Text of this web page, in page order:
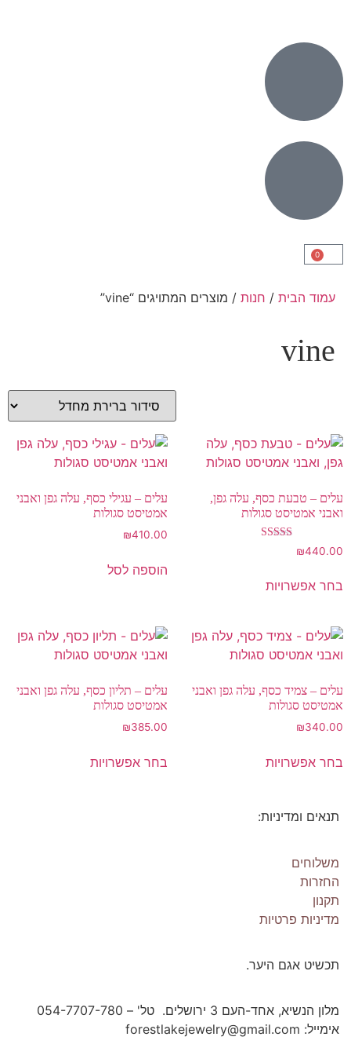
0
עמוד הבית / חנות / מוצרים המתויגים “vine”
vine
עלים – טבעת כסף, עלה גפן,
ואבני אמטיסט סגולות
₪440.00
בחר אפשרויות
עלים – עגילי כסף, עלה גפן ואבני
אמטיסט סגולות
₪410.00
הוספה לסל
עלים – צמיד כסף, עלה גפן ואבני
אמטיסט סגולות
₪340.00
בחר אפשרויות
עלים – תליון כסף, עלה גפן ואבני
אמטיסט סגולות
₪385.00
בחר אפשרויות
Os Collection
New on Store
תנאים ומדיניות:
משלוחים
החזרות
תקנון
מדיניות פרטיות
תכשיט אגם היער.
אימייל: forestlakejewelry@gmail.com